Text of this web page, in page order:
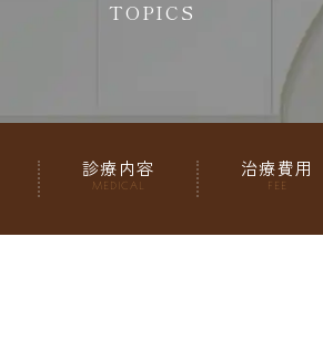
TOPICS
診療内容
MEDICAL
治療費用
FEE